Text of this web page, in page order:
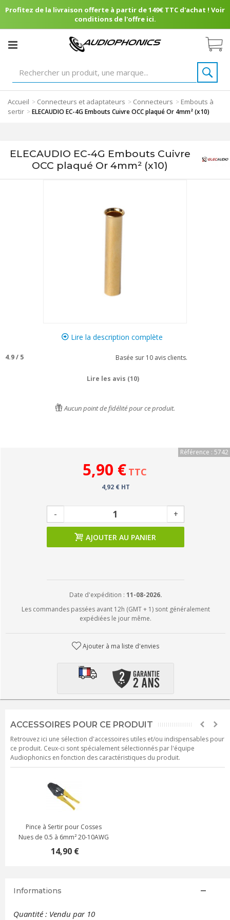
Profitez de la livraison offerte à partir de 149€ TTC d'achat ! Voir
conditions de l'offre ici.
Accueil > Connecteurs et adaptateurs > Connecteurs > Embouts à
sertir >ELECAUDIO EC-4G Embouts Cuivre OCC plaqué Or 4mm² (x10)
ELECAUDIO EC-4G Embouts Cuivre
OCC plaqué Or 4mm² (x10)
Lire la description complète
4.9/ 5 Basée sur 10avis clients.
Lire les avis (10)
Aucun point de fidélité pour ce produit.
Référence : 5742
5,90 € TTC
4,92 € HT
- +
AJOUTER AU PANIER
Date d'expédition : 11-08-2026.
Les commandes passées avant 12h (GMT + 1) sont généralement
expédiées le jour même.
Ajouter à ma liste d'envies
ACCESSOIRES POUR CE PRODUIT
Retrouvez ici une sélection d'accessoires utiles et/ou indispensables pour
ce produit. Ceux-ci sont spécialement sélectionnés par l'équipe
Audiophonics en fonction des caractéristiques du produit.
Pince à Sertir pour Cosses
Nues de 0.5 à 6mm² 20-10AWG
14,90 €
Informations
Quantité : Vendu par 10